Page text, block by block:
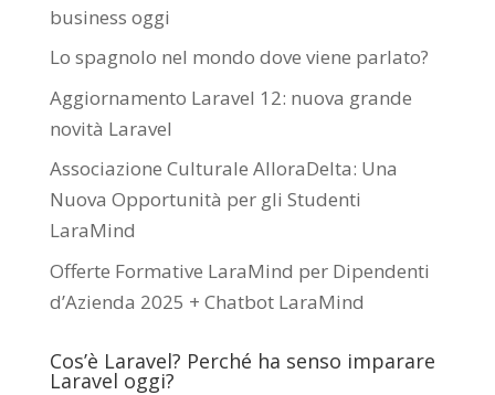
business oggi
Lo spagnolo nel mondo dove viene parlato?
Aggiornamento Laravel 12: nuova grande
novità Laravel
Associazione Culturale AlloraDelta: Una
Nuova Opportunità per gli Studenti
LaraMind
Offerte Formative LaraMind per Dipendenti
d’Azienda 2025 + Chatbot LaraMind
Cos’è Laravel? Perché ha senso imparare
Laravel oggi?